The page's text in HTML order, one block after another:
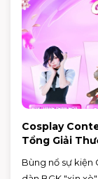
Cosplay
Tổng Giải
Bùng nổ sự kiện